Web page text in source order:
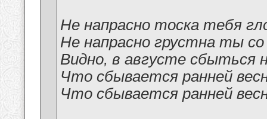
Не напрасно тоска тебя
Не напрасно грустна ты
Видно, в августе сбыться
Что сбывается ранней
Что сбывается ранней